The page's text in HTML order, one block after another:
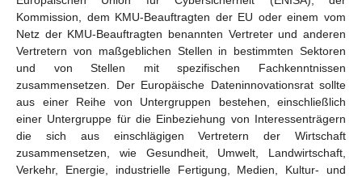
Kommission, dem KMU-Beauftragten der EU oder einem vom
Netz der KMU-Beauftragten benannten Vertreter und anderen
Vertretern von maßgeblichen Stellen in bestimmten Sektoren
und von Stellen mit spezifischen Fachkenntnissen
zusammensetzen. Der Europäische Dateninnovationsrat sollte
aus einer Reihe von Untergruppen bestehen, einschließlich
einer Untergruppe für die Einbeziehung von Interessenträgern
die sich aus einschlägigen Vertretern der Wirtschaft
zusammensetzen, wie Gesundheit, Umwelt, Landwirtschaft,
Verkehr, Energie, industrielle Fertigung, Medien, Kultur- und